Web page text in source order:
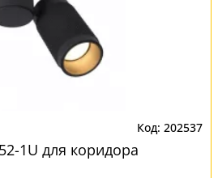
202537
1U для коридора